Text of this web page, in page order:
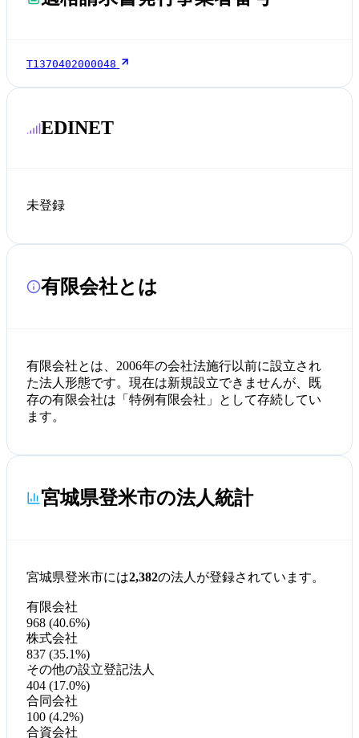
T1370402000048
EDINET
未登録
有限会社とは
有限会社とは、2006年の会社法施行以前に設立され
た法人形態です。現在は新規設立できませんが、既
存の有限会社は「特例有限会社」として存続してい
ます。
宮城県登米市の法人統計
宮城県登米市には2,382の法人が登録されています。
有限会社
968 (40.6%)
株式会社
837 (35.1%)
その他の設立登記法人
404 (17.0%)
合同会社
100 (4.2%)
合資会社